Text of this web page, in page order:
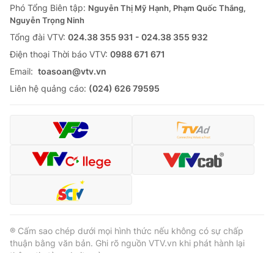
Thị trường
Tư vấn
Lịch phát sóng
Chuyên mục khác
Emagazine Podcast
Video Shorts video
VTV Money
VTV Sức khoẻ Bất động sản
Phó Tổng Biên tập: Nguyễn Thị Mỹ Hạnh, Phạm Quốc Thắng,
Nguyễn Trọng Ninh
Tổng đài VTV: 024.38 355 931 - 024.38 355 932
Ðiện thoại Thời báo VTV: 0988 671 671
Email: toasoan@vtv.vn
Liên hệ quảng cáo: (024) 626 79595
® Cấm sao chép dưới mọi hình thức nếu không có sự chấp
thuận bằng văn bản. Ghi rõ nguồn VTV.vn khi phát hành lại